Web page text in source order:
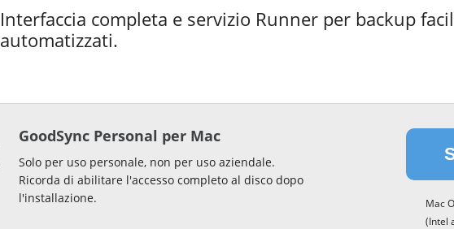
Interfaccia completa e servizio Runner per backup
automatizzati.
GoodSync Personal per Mac
Solo per uso personale, non per uso aziendale.
Ricorda di abilitare l'accesso completo al disco dopo
l'installazione.
Mac
(Intel